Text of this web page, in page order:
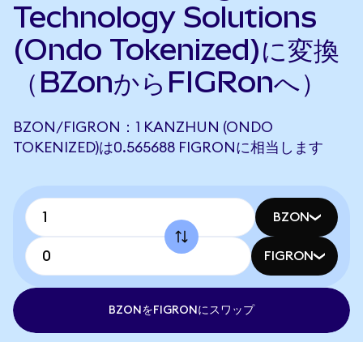
Technology Solutions
(Ondo Tokenized)に変換
（BZonからFIGRonへ）
BZON/FIGRON：1 KANZHUN (ONDO
TOKENIZED)は0.565688 FIGRONに相当します
BZON
FIGRON
BZONをFIGRONにスワップ